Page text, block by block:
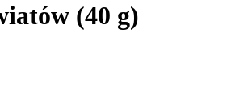
(40 g)